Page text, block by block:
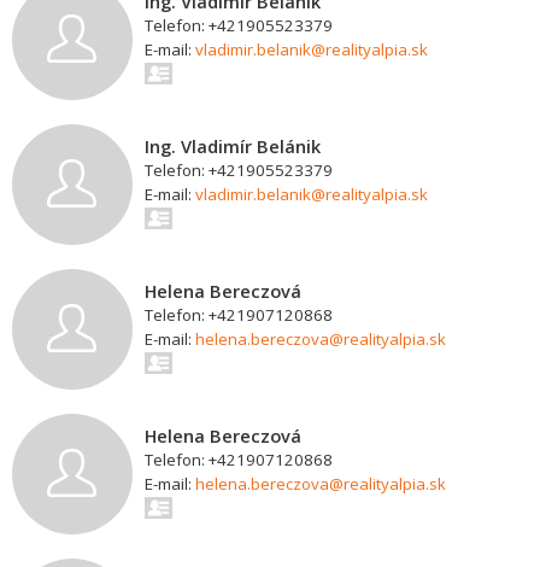
Telefon: +421905523379
E-mail: vladimir.belanik@realityalpia.sk
Ing. Vladimír Belánik
Telefon: +421905523379
E-mail: vladimir.belanik@realityalpia.sk
Helena Bereczová
Telefon: +421907120868
E-mail: helena.bereczova@realityalpia.sk
Helena Bereczová
Telefon: +421907120868
E-mail: helena.bereczova@realityalpia.sk